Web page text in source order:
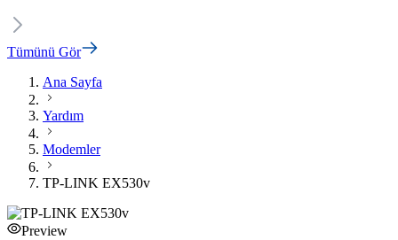
Tümünü Gör
Ana Sayfa
Yardım
Modemler
TP-LINK EX530v
Preview